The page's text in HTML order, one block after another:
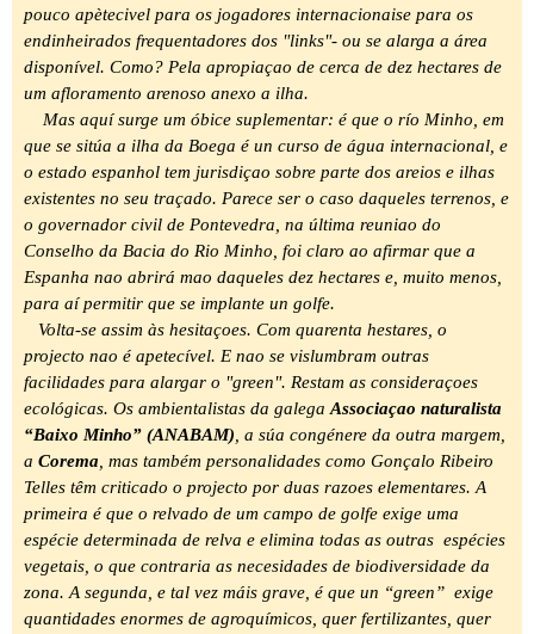
pouco apètecivel para os jogadores internacionaise para os
endinheirados frequentadores dos "links"- ou se alarga a área
disponível. Como? Pela apropiaçao de cerca de dez hectares de
um afloramento arenoso anexo a ilha.
Mas aquí surge um óbice suplementar: é que o río Minho, em
que se sitúa a ilha da Boega é un curso de água internacional, e
o estado espanhol tem jurisdiçao sobre parte dos areios e ilhas
existentes no seu traçado. Parece ser o caso daqueles terrenos, e
o governador civil de Pontevedra, na última reuniao do
Conselho da Bacia do Rio Minho, foi claro ao afirmar que a
Espanha nao abrirá mao daqueles dez hectares e, muito menos,
para aí permitir que se implante un golfe.
Volta-se assim às hesitaçoes. Com quarenta hestares, o
projecto nao é apetecível. E nao se vislumbram outras
facilidades para alargar o "green". Restam as consideraçoes
ecológicas. Os ambientalistas da galega Associaçao naturalista
“Baixo Minho” (ANABAM), a súa congénere da outra margem,
a Corema, mas também personalidades como Gonçalo Ribeiro
Telles têm criticado o projecto por duas razoes elementares. A
primeira é que o relvado de um campo de golfe exige uma
espécie determinada de relva e elimina todas as outras espécies
vegetais, o que contraria as necesidades de biodiversidade da
zona. A segunda, e tal vez máis grave, é que un “green” exige
quantidades enormes de agroquímicos, quer fertilizantes, quer